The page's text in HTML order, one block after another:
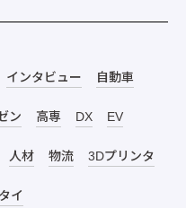
インタビュー 自動車
ン 高専 DX EV
人材 物流 3Dプリンタ
タイ